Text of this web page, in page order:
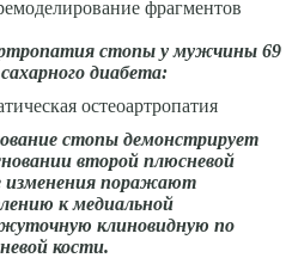
фрагментов
стопы у мужчины 69
диабета:
стопы демонстрирует
второй плюсневой
изменения поражают
к медиальной
клиновидную по
кости.